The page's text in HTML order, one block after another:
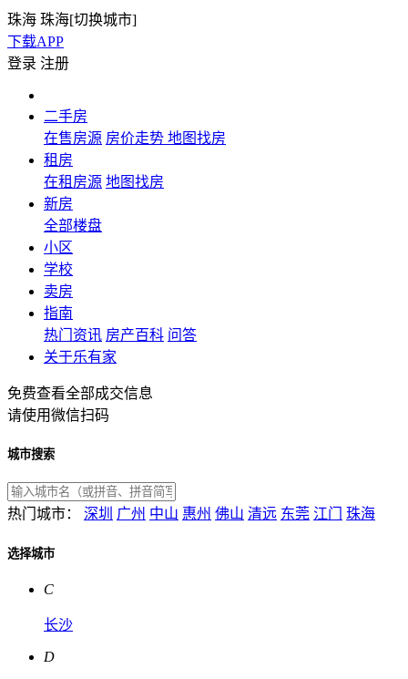
珠海 珠海[切换城市]
下载APP
登录 注册
二手房
在售房源 房价走势 地图找房
租房
在租房源 地图找房
新房
全部楼盘
小区
学校
卖房
指南
热门资讯 房产百科 问答
关于乐有家
免费查看全部成交信息
请使用微信扫码
城市搜索
热门城市： 深圳 广州 中山 惠州 佛山 清远 东莞 江门 珠海
选择城市
C
长沙
D